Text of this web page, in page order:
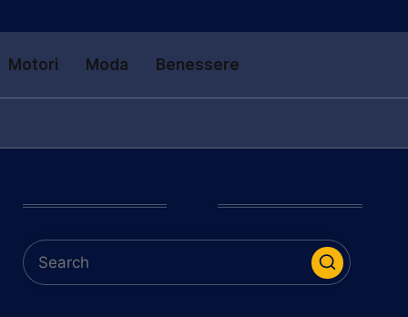
Motori Moda Benessere
Cerca